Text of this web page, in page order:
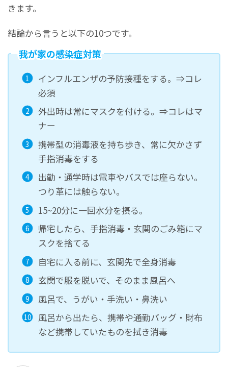
きます。
結論から言うと以下の10つです。
我が家の感染症対策
インフルエンザの予防接種をする。⇒コレ
必須
外出時は常にマスクを付ける。⇒コレはマ
ナー
携帯型の消毒液を持ち歩き、常に欠かさず
手指消毒をする
出勤・通学時は電車やバスでは座らない。
つり革には触らない。
15~20分に一回水分を摂る。
帰宅したら、手指消毒・玄関のごみ箱にマ
スクを捨てる
自宅に入る前に、玄関先で全身消毒
玄関で服を脱いで、そのまま風呂へ
風呂で、うがい・手洗い・鼻洗い
風呂から出たら、携帯や通勤バッグ・財布
など携帯していたものを拭き消毒